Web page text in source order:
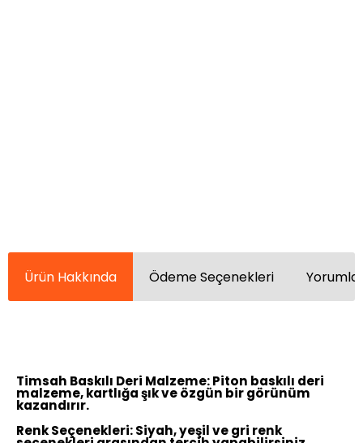
Ürün Hakkında Ödeme Seçenekleri
Timsah Baskılı Deri Malzeme:Piton baskılı deri
malzeme, kartlığa şık ve özgün bir görünüm
kazandırır.
Renk Seçenekleri:Siyah, yeşil ve gri renk